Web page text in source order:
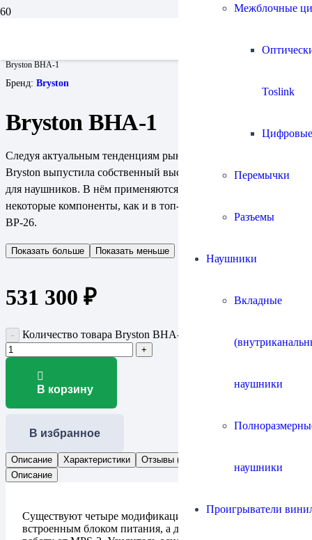
Межблочные
Toslink
Цифровые
Перемычки
Разъемы
Наушники
Вкладные
наушники
наушники
Проигрыватели
Bryston BHA-1
Бренд: Bryston
Bryston BHA-1
Следуя актуальным тенденциям рынка, канадская компания
Bryston выпустила собственный высококлассный усилитель
для наушников. В нём применяются такие же решения и
некоторые компоненты, как и в топ-модели предусилителя
BP-26.
Показать больше Показать меньше
531 300 ₽
Количество товара Bryston BHA-1
В корзину
В избранное
Описание Характеристики Отзывы (0)
Описание
Существуют четыре модификации устройства: две со
встроенным блоком питания, а две рассчитаны на